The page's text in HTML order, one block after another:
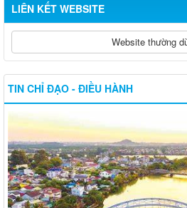
LIÊN KẾT WEBSITE
Website thường
TIN CHỈ ĐẠO - ĐIỀU HÀNH